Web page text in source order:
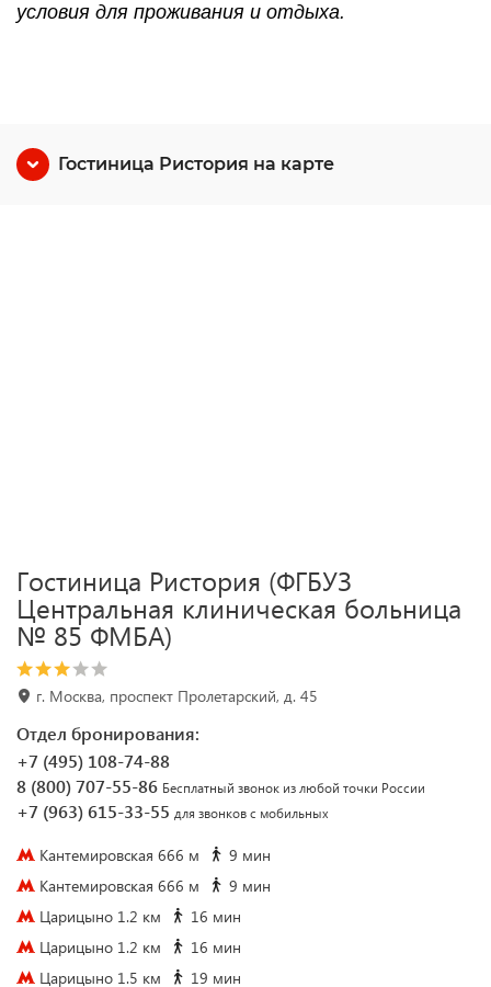
условия для проживания и отдыха.
Гостиница Ристория на карте
Гостиница Ристория (ФГБУЗ
Центральная клиническая больница
№ 85 ФМБА)
г. Москва, проспект Пролетарский, д. 45
Отдел бронирования:
+7 (495) 108-74-88
8 (800) 707-55-86 Бесплатный звонок из любой точки России
+7 (963) 615-33-55 для звонков с мобильных
Кантемировская 666 м
9 мин
Кантемировская 666 м
9 мин
Царицыно 1.2 км
16 мин
Царицыно 1.2 км
16 мин
Царицыно 1.5 км
19 мин